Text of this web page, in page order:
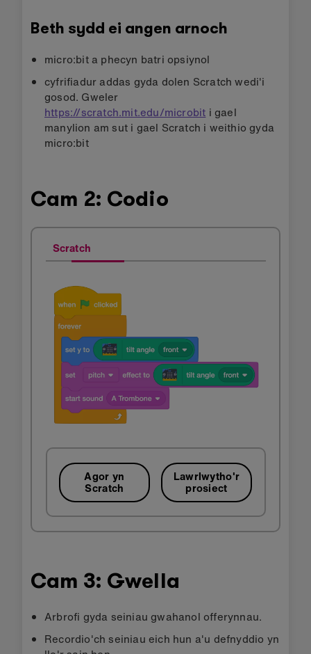
Beth sydd ei angen arnoch
micro:bit a phecyn batri opsiynol
cyfrifiadur addas gyda dolen Scratch wedi'i
gosod. Gweler
https://scratch.mit.edu/microbit i gael
manylion am sut i gael Scratch i weithio gyda
micro:bit
Cam 2: Codio
Scratch
Agor yn
Scratch
Lawrlwytho'r
prosiect
Cam 3: Gwella
Arbrofi gyda seiniau gwahanol offerynnau.
Recordio'ch seiniau eich hun a'u defnyddio yn